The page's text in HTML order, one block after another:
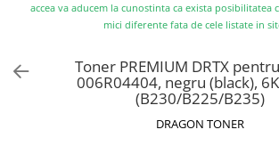
Imprimante etichete
Scanere
Imprimante matriciale
accea va aducem la cunostinta ca exista posibilitatea
mici diferente fata de cele listate in
Toner PREMIUM DRTX
006R04404, negru (black),
(B230/B225/B235)
DRAGON TONER